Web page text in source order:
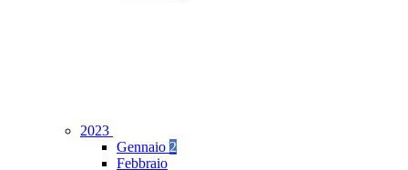
2023
Gennaio 2
Febbraio